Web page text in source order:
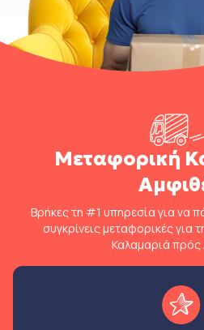
Μεταφορική
Βρήκες τη #1 υπηρεσία για να
συγκρίνεις μεταφορικές για
Καλαμαριά